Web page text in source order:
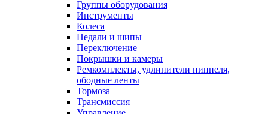
Группы оборудования
Инструменты
Колеса
Педали и шипы
Переключение
Покрышки и камеры
Ремкомплекты, удлинители ниппеля,
ободные ленты
Тормоза
Трансмиссия